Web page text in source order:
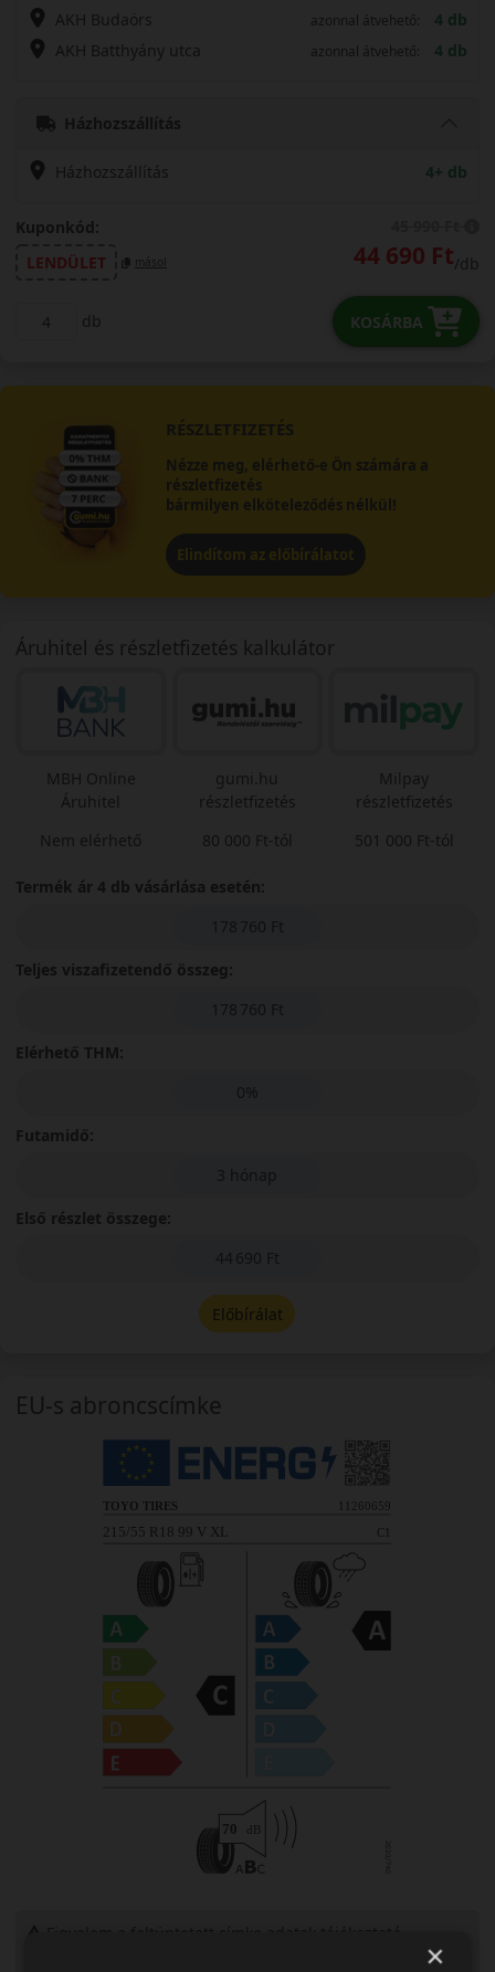
AKH Budaörs
azonnal átvehető:
4 db
AKH Batthyány utca
azonnal átvehető: 4 db
Házhozszállítás
Házhozszállítás 4+ db
Kuponkód:
LENDÜLET
másol 44 690 Ft/db
db KOSÁRBA
RÉSZLETFIZETÉS
Nézze meg, elérhető-e Ön számára a
részletfizetés
bármilyen elköteleződés nélkül!
Elindítom az előbírálatot
Áruhitel és részletfizetés kalkulátor
MBH Online
Áruhitel
Nem elérhető
gumi.hu
részletfizetés
80 000 Ft-tól
Milpay
részletfizetés
501 000 Ft-tól
Termék ár 4 db vásárlása esetén:
178 760 Ft
Teljes viszafizetendő összeg:
178 760 Ft
Elérhető THM:
0%
Futamidő:
3 hónap
Első részlet összege:
44 690 Ft
Előbírálat
EU-s abroncscímke
jellegűek. Előfordulhat, hogy még a korábbi EU-s címkével
×